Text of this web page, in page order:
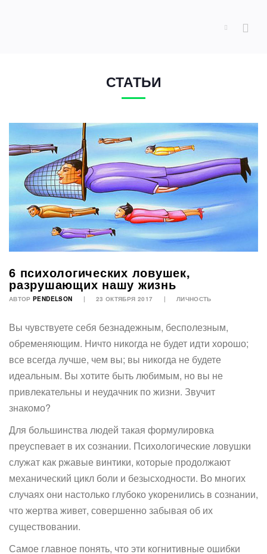
СТАТЬИ
6 психологических ловушек,
разрушающих нашу жизнь
АВТОРPENDELSON 23 ОКТЯБРЯ 2017 ЛИЧНОСТЬ
Вы чувствуете себя безнадежным, бесполезным,
обременяющим. Ничто никогда не будет идти хорошо;
все всегда лучше, чем вы; вы никогда не будете
идеальным. Вы хотите быть любимым, но вы не
привлекательны и неудачник по жизни. Звучит
знакомо?
Для большинства людей такая формулировка
преуспевает в их сознании. Психологические ловушки
служат как ржавые винтики, которые продолжают
механический цикл боли и безысходности. Во многих
случаях они настолько глубоко укоренились в сознании,
что жертва живет, совершенно забывая об их
существовании.
Самое главное понять, что эти когнитивные ошибки